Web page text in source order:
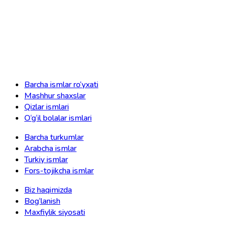
Barcha ismlar ro‘yxati
Mashhur shaxslar
Qizlar ismlari
O‘g‘il bolalar ismlari
Barcha turkumlar
Arabcha ismlar
Turkiy ismlar
Fors-tojikcha ismlar
Biz haqimizda
Bog‘lanish
Maxfiylik siyosati